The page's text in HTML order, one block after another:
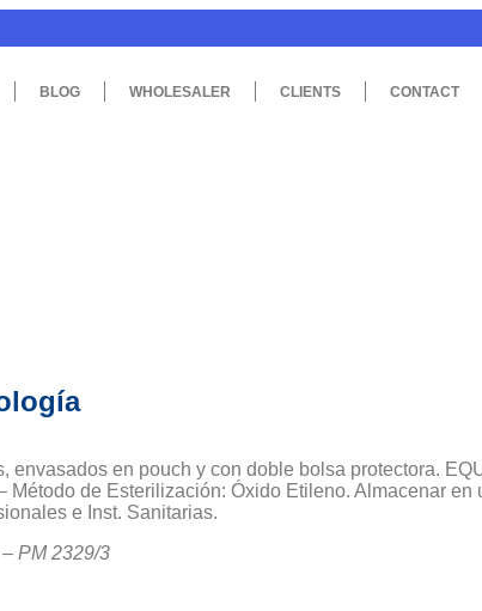
BLOG WHOLESALER CLIENTS CONTACT
envasados en pouch y con doble bolsa protectora.
Método de Esterilización: Óxido Etileno. Almacenar en
e Inst. Sanitarias.
PM 2329/3